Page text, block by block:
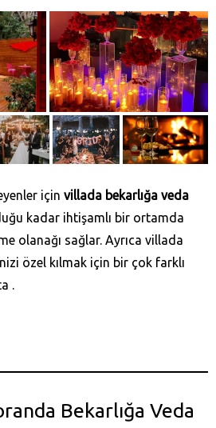
için villada bekarlığa veda
kadar ihtişamlı bir ortamda
olanağı sağlar. Ayrıca villada
özel kılmak için bir çok farklı
.
Bekarlığa Veda